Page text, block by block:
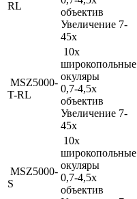
RL
объектив
Увеличение 7-
45x
MSZ5000-
T-RL
10x
широкопольные
окуляры
0,7-4,5x
объектив
Увеличение 7-
45x
MSZ5000-
S
10x
широкопольные
окуляры
0,7-4,5x
объектив